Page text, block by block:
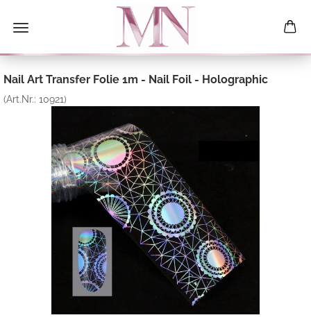
Nail Art Transfer Folie 1m - Nail Foil - Holographic
(Art.Nr.: 10921)